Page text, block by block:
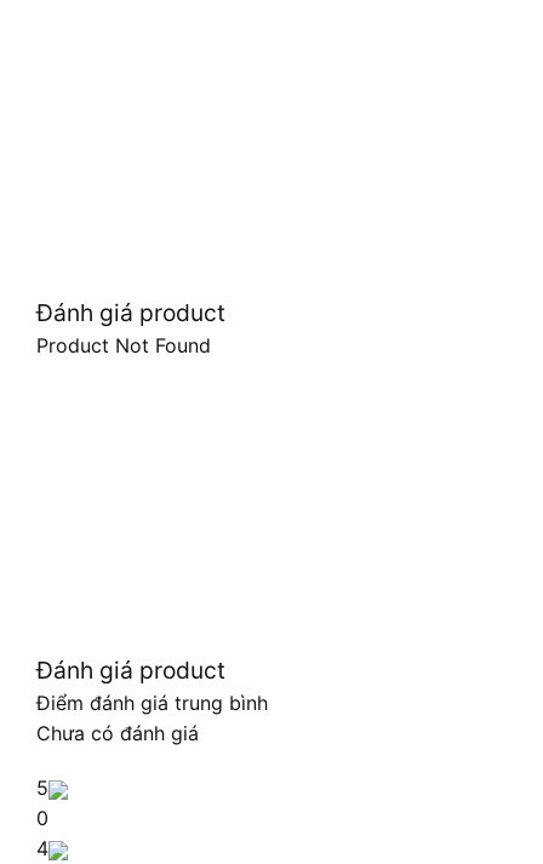
Đánh giá product
Product Not Found
Đánh giá product
Điểm đánh giá trung bình
Chưa có đánh giá
5
0
4